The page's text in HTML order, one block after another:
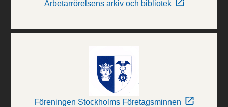
Arbetarrörelsens arkiv och bibliotek
Föreningen Stockholms Företagsminnen